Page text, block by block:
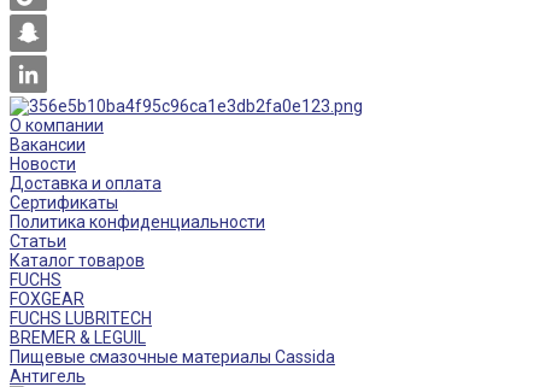
О компании
Вакансии
Новости
Доставка и оплата
Сертификаты
Политика конфиденциальности
Статьи
Каталог товаров
FUCHS
FOXGEAR
FUCHS LUBRITECH
BREMER & LEGUIL
Пищевые смазочные материалы Cassida
Антигель